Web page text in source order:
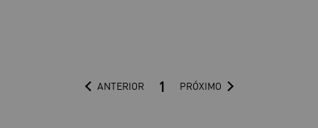
ANTERIOR 1 PRÓXIMO